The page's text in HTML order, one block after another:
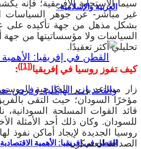
العربية والإسلامية”
القطن في إفريقيا: الأهمية
سيما الاستجابة الإفريقية؛ فإنه
غير مباشر- عن جوهر السياسات
بشكل مذهل من جهة تأكيده على
السياسات ولا مؤسساتيتها من
تحليلي أكثر تعقيدًا.
كيف تفوز روسيا في إفريقيا(
[1]
)
:
زار مساعد وزير الخارجية
مؤخرًا السودان؛ حيث التقى
قائد القوات المسلحة
للسودان. وكان ذلك أحد الأمثلة
روسيا الجديدة لإيجاد أماكن نفوذ
الصداقة العسكرية.